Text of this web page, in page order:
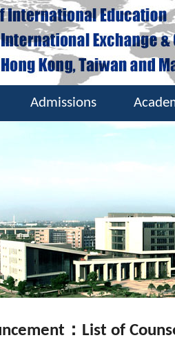
Admissions
：List of